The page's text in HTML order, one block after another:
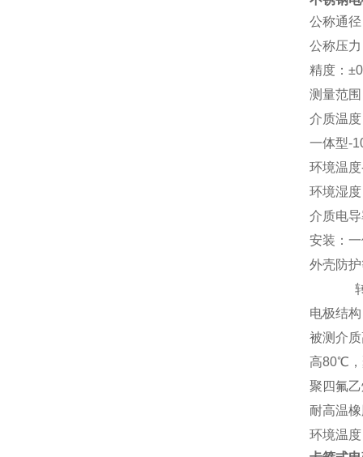
公称通
公称压
精度：
测量范
介质温
一体型-
环境温度
环境湿
介质电
安装：
外壳防
转换
电极结
被测介
高80℃，
聚四氟
耐高温
环境温